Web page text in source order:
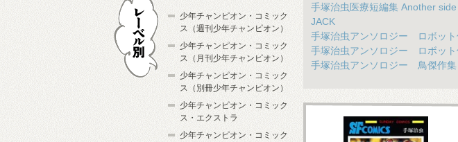
手塚治虫医療短編集 Another
JACK
手塚治虫アンソロジー ロボット
手塚治虫アンソロジー ロボット
手塚治虫アンソロジー 鳥傑作集
少年チャンピオン・コミック
ス（週刊少年チャンピオン）
少年チャンピオン・コミック
ス（月刊少年チャンピオン）
少年チャンピオン・コミック
ス（別冊少年チャンピオン）
少年チャンピオン・コミック
ス・エクストラ
少年チャンピオン・コミック